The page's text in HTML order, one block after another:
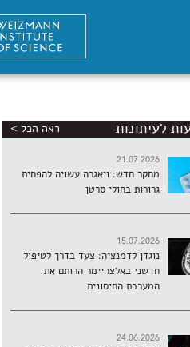
לעיתונות ראה הכל >
21.07.2026
מחקר חדש: ויאגרה עשויה להפחית
גרורות בחולי סרטן
15.07.2026
נוגדן לדמנציה: צעד בדרך לטיפול
חדשני באלצהיימר הרותם את
המערכת החיסונית
24.06.2026